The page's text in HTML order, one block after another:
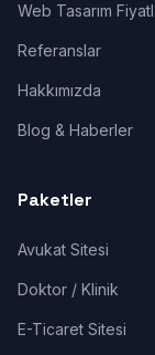
Web Tasarım
Referanslar
Hakkımızda
Blog & Haberler
Paketler
Avukat Sitesi
Doktor / Klinik
E-Ticaret Sitesi